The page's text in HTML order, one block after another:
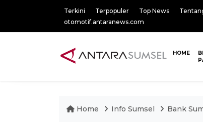
Terkini Terpopuler Top News
otomotif.antaranews.com
HOME
Home Info Sumsel Bank